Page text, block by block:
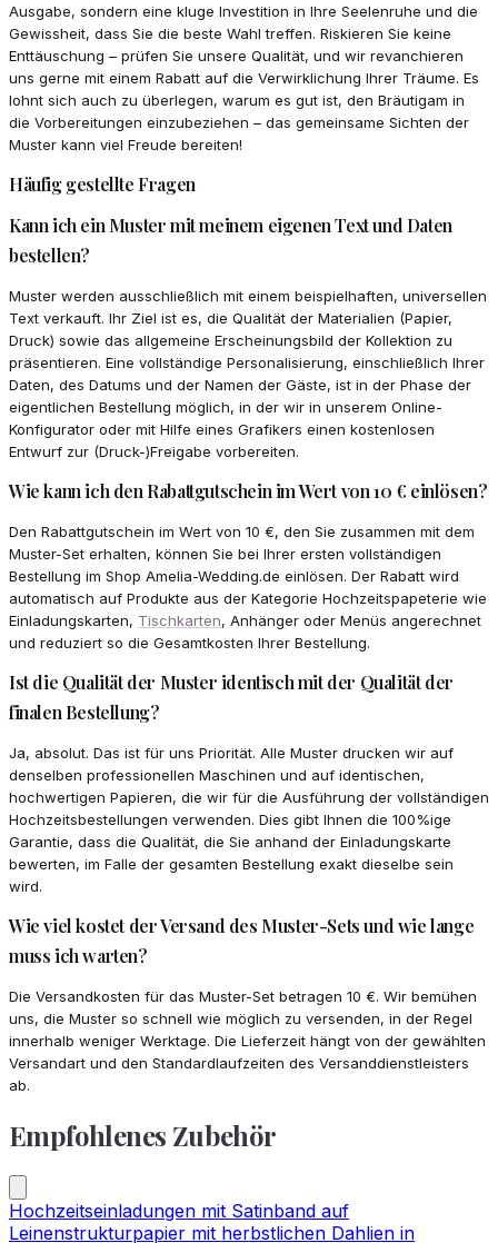
Ausgabe, sondern eine kluge Investition in Ihre Seelenruhe und die
Gewissheit, dass Sie die beste Wahl treffen. Riskieren Sie keine
Enttäuschung – prüfen Sie unsere Qualität, und wir revanchieren
uns gerne mit einem Rabatt auf die Verwirklichung Ihrer Träume. Es
lohnt sich auch zu überlegen, warum es gut ist, den Bräutigam in
die Vorbereitungen einzubeziehen – das gemeinsame Sichten der
Muster kann viel Freude bereiten!
Häufig gestellte Fragen
Kann ich ein Muster mit meinem eigenen Text und Daten
bestellen?
Muster werden ausschließlich mit einem beispielhaften, universellen
Text verkauft. Ihr Ziel ist es, die Qualität der Materialien (Papier,
Druck) sowie das allgemeine Erscheinungsbild der Kollektion zu
präsentieren. Eine vollständige Personalisierung, einschließlich Ihrer
Daten, des Datums und der Namen der Gäste, ist in der Phase der
eigentlichen Bestellung möglich, in der wir in unserem Online-
Konfigurator oder mit Hilfe eines Grafikers einen kostenlosen
Entwurf zur (Druck-)Freigabe vorbereiten.
Wie kann ich den Rabattgutschein im Wert von 10 € einlösen?
Den Rabattgutschein im Wert von 10 €, den Sie zusammen mit dem
Muster-Set erhalten, können Sie bei Ihrer ersten vollständigen
Bestellung im Shop Amelia-Wedding.de einlösen. Der Rabatt wird
automatisch auf Produkte aus der Kategorie Hochzeitspapeterie wie
Einladungskarten, Tischkarten, Anhänger oder Menüs angerechnet
und reduziert so die Gesamtkosten Ihrer Bestellung.
Ist die Qualität der Muster identisch mit der Qualität der
finalen Bestellung?
Ja, absolut. Das ist für uns Priorität. Alle Muster drucken wir auf
denselben professionellen Maschinen und auf identischen,
hochwertigen Papieren, die wir für die Ausführung der vollständigen
Hochzeitsbestellungen verwenden. Dies gibt Ihnen die 100%ige
Garantie, dass die Qualität, die Sie anhand der Einladungskarte
bewerten, im Falle der gesamten Bestellung exakt dieselbe sein
wird.
Wie viel kostet der Versand des Muster-Sets und wie lange
muss ich warten?
Die Versandkosten für das Muster-Set betragen 10 €. Wir bemühen
uns, die Muster so schnell wie möglich zu versenden, in der Regel
innerhalb weniger Werktage. Die Lieferzeit hängt von der gewählten
Versandart und den Standardlaufzeiten des Versanddienstleisters
ab.
Empfohlenes Zubehör
Hochzeitseinladungen mit Satinband auf
Leinenstrukturpapier mit herbstlichen Dahlien in